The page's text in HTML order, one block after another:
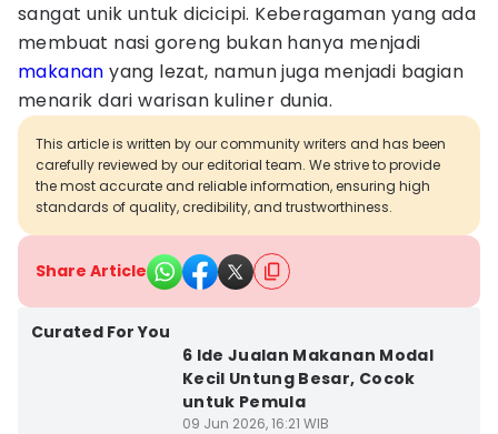
sangat unik untuk dicicipi. Keberagaman yang ada
membuat nasi goreng bukan hanya menjadi
makanan yang lezat, namun juga menjadi bagian
menarik dari warisan kuliner dunia.
This article is written by our community writers and has been
carefully reviewed by our editorial team. We strive to provide
the most accurate and reliable information, ensuring high
standards of quality, credibility, and trustworthiness.
Share Article
Curated For You
6 Ide Jualan Makanan Modal
Kecil Untung Besar, Cocok
untuk Pemula
09 Jun 2026, 16:21 WIB